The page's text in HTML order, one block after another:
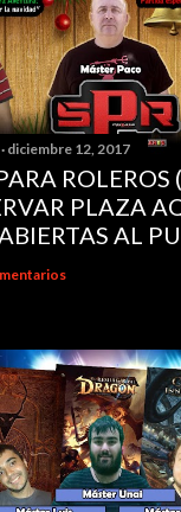
diciembre 12, 2017
ROLEROS
PLAZA
AL